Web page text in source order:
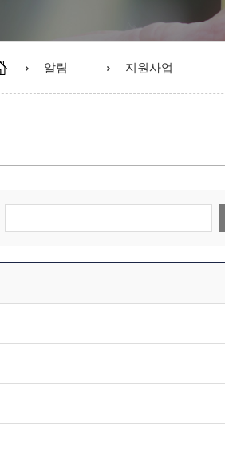
재사용 보조기기 현황
개조·제작 보조기기 현황
알림 지원사업